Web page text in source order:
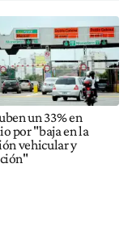
un 33% en
por "baja en la
vehicular y